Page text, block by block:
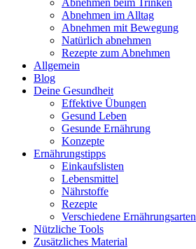
Abnehmen beim Trinken
Abnehmen im Alltag
Abnehmen mit Bewegung
Natürlich abnehmen
Rezepte zum Abnehmen
Allgemein
Blog
Deine Gesundheit
Effektive Übungen
Gesund Leben
Gesunde Ernährung
Konzepte
Ernährungstipps
Einkaufslisten
Lebensmittel
Nährstoffe
Rezepte
Verschiedene Ernährungsarten
Nützliche Tools
Zusätzliches Material